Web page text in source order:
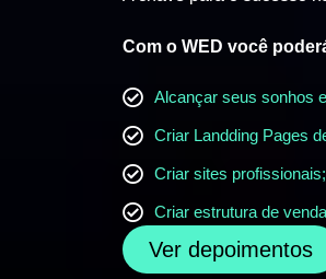
Com o WED você
Alcançar seus sonhos
Criar Landding Pages
Criar sites profissionais;
Criar estrutura de
Ver depoimentos